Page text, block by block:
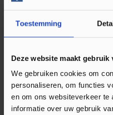
Toestemming
Deze website maakt gebruik
We gebruiken cookies om
personaliseren, om functies
en om ons websiteverkeer te
informatie over uw gebruik
Omschrijving
46967M
Op zoek naar iets bijzonders
Roots Tegel PVC-vloer biedt
uitstraling die elke ruimte